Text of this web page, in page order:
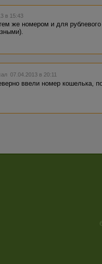
в 15:43
же номером и для
07.04.2013 в 20:11
ввели номер кошелька,